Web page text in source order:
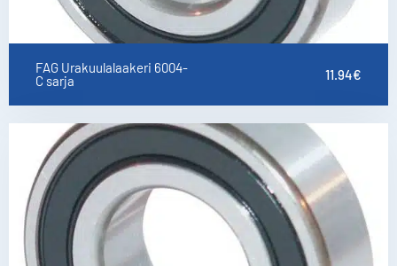
FAG Urakuulalaakeri 6004-
C sarja
11.94€